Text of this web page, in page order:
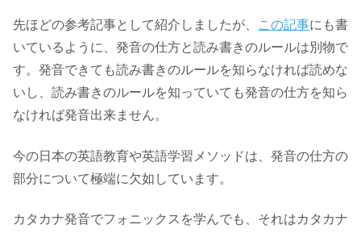
先ほどの参考記事として紹介しましたが、 この記事にも書
いているように、発音の仕方と読み書きのルールは別物で
す。発音できても読み書きのルールを知らなければ読めな
いし、読み書きのルールを知っていても発音の仕方を知ら
なければ発音出来ません。
今の日本の英語教育や英語学習メソッドは、発音の仕方の
部分について極端に欠如しています。
カタカナ発音でフォニックスを学んでも、それはカタカナ